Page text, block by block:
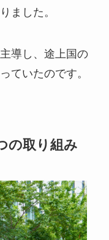
ました。
導し、途上国の
ていたのです。
の取り組み